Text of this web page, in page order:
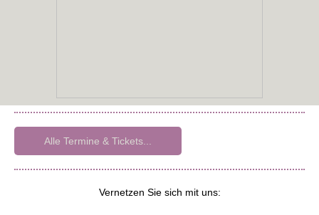
Alle Termine & Tickets...
Vernetzen Sie sich mit uns: